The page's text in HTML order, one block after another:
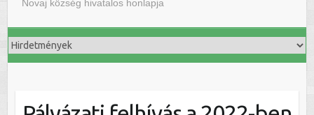
Novaj község hivatalos honlapja